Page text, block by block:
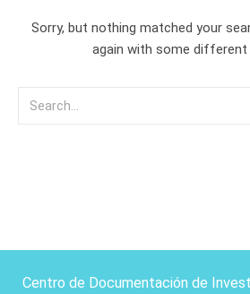
Sorry, but nothing matched your
again with some different
Centro de Documentación de